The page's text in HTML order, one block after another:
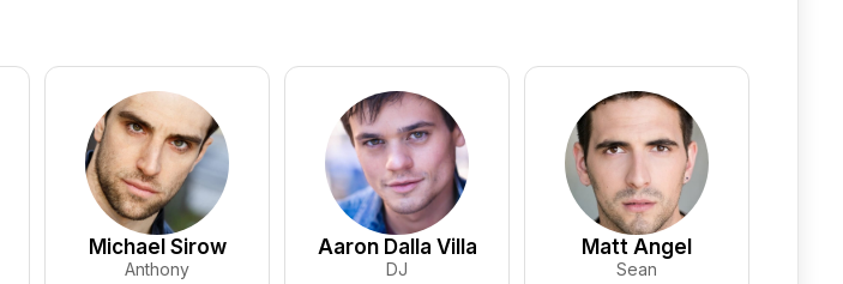
Michael Sirow
Anthony
Aaron Dalla Villa
DJ
Matt Angel
Sean